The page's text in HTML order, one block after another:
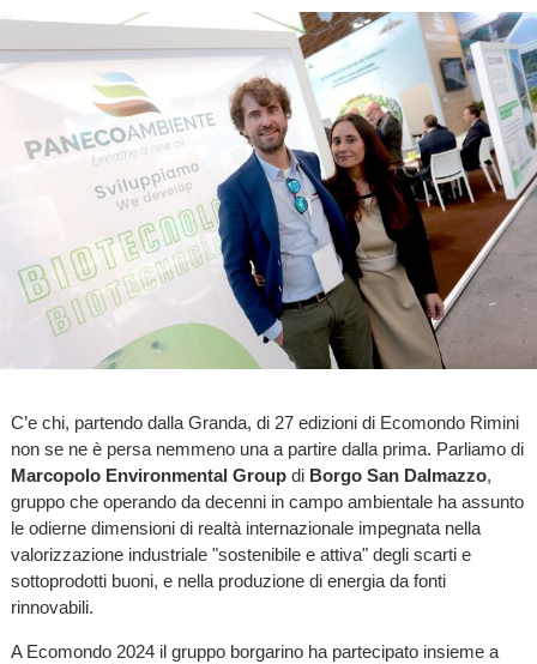
C’e chi, partendo dalla Granda, di 27 edizioni di Ecomondo Rimini
non se ne è persa nemmeno una a partire dalla prima. Parliamo di
Marcopolo Environmental Group di Borgo San Dalmazzo,
gruppo che operando da decenni in campo ambientale ha assunto
le odierne dimensioni di realtà internazionale impegnata nella
valorizzazione industriale "sostenibile e attiva" degli scarti e
sottoprodotti buoni, e nella produzione di energia da fonti
rinnovabili.
A Ecomondo 2024 il gruppo borgarino ha partecipato insieme a